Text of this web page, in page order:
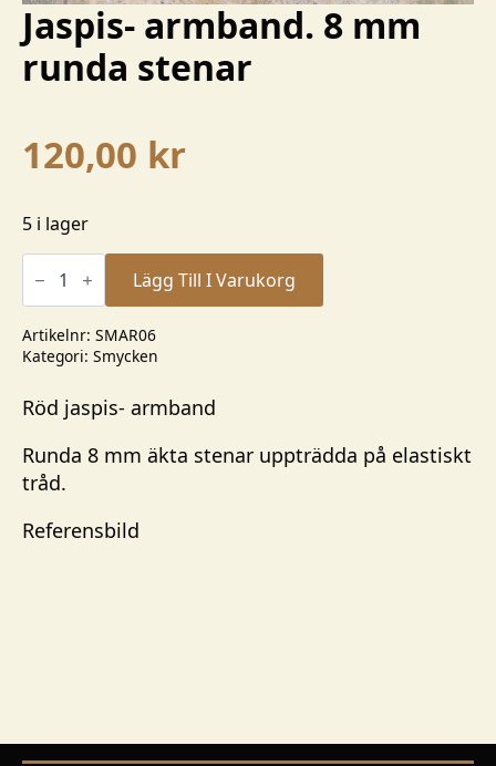
Jaspis- armband. 8 mm
runda stenar
120,00 kr
5 i lager
Jaspis-
armband.
mm
runda
stenar
mängd
Lägg Till I Varukorg
Artikelnr: SMAR06
Kategori: Smycken
Röd jaspis- armband
Runda 8 mm äkta stenar uppträdda på elastiskt
tråd.
Referensbild